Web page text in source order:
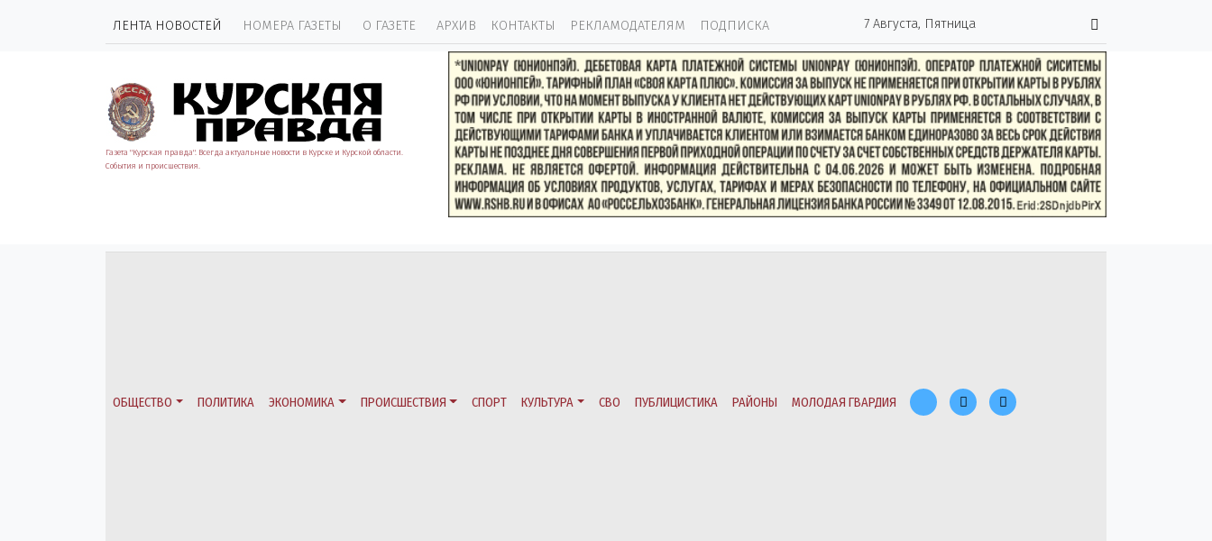
ЛЕНТА НОВОСТЕЙ НОМЕРА ГАЗЕТЫ О ГАЗЕТЕ АРХИВ КОНТАКТЫ РЕКЛАМОДАТЕЛЯМ ПОДПИСКА 7 Августа, Пятница
Газета "Курская правда". Всегда актуальные новости в Курске и Курской области.
События и происшествия.
ОБЩЕСТВО ПОЛИТИКА ЭКОНОМИКА ПРОИСШЕСТВИЯ СПОРТ КУЛЬТУРА СВО ПУБЛИЦИСТИКА РАЙОНЫ МОЛОДАЯ ГВАРДИЯ